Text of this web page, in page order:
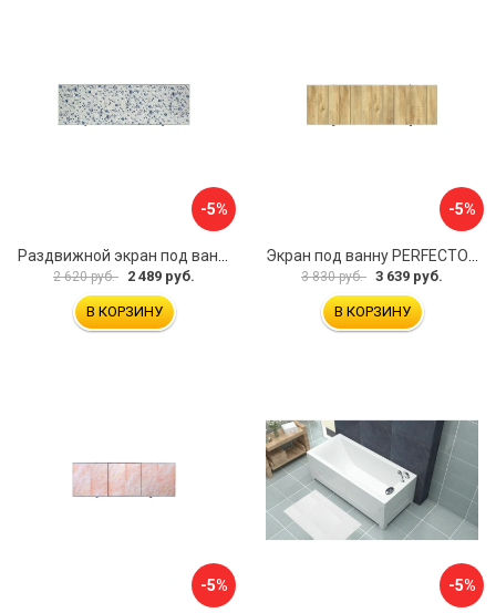
-5%
2 620 руб. 2 489 руб.
В КОРЗИНУ
-5%
3 830 руб. 3 639 руб.
В КОРЗИНУ
-5% -5%